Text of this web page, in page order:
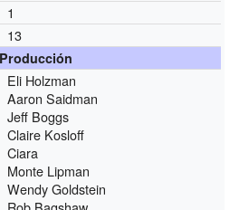
1
13
Producción
Eli Holzman
Aaron Saidman
Jeff Boggs
Claire Kosloff
Ciara
Monte Lipman
Wendy Goldstein